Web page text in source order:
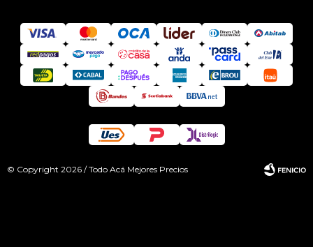
© Copyright 2026 / Todo Acá Mejores Precios